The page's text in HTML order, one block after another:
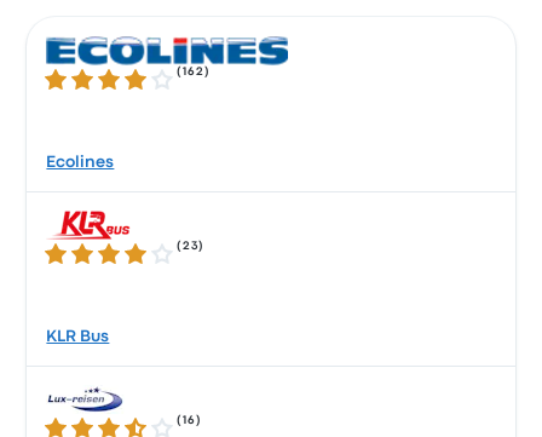
3.8 / 5 星 (162 )
Ecolines
4.0 / 5 星 (23)
KLR Bus
3.3 / 5 星 (16 )